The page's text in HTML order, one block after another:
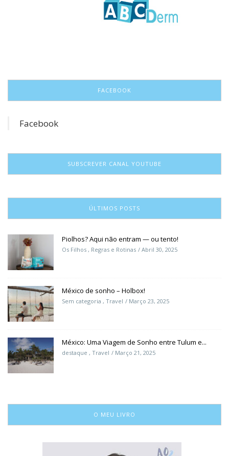
FACEBOOK
Facebook
SUBSCREVER CANAL YOUTUBE
ÚLTIMOS POSTS
Piolhos? Aqui não entram — ou tento!
Os Filhos , Regras e Rotinas Abril 30, 2025
México de sonho – Holbox!
Sem categoria , Travel Março 23, 2025
México: Uma Viagem de Sonho entre Tulum e...
destaque , Travel Março 21, 2025
O MEU LIVRO